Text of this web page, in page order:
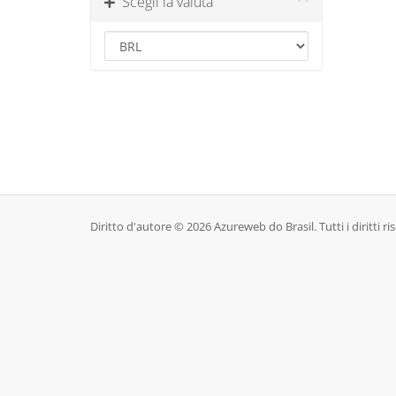
Diritto d'autore © 2026 Azureweb do Brasil. Tutti i diritti